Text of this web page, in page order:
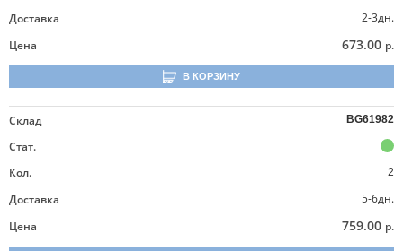
Доставка
2-3дн.
Цена
673.00 р.
В КОРЗИНУ
Склад BG61982
Стат.
Кол.
2
Доставка
5-6дн.
Цена
759.00 р.